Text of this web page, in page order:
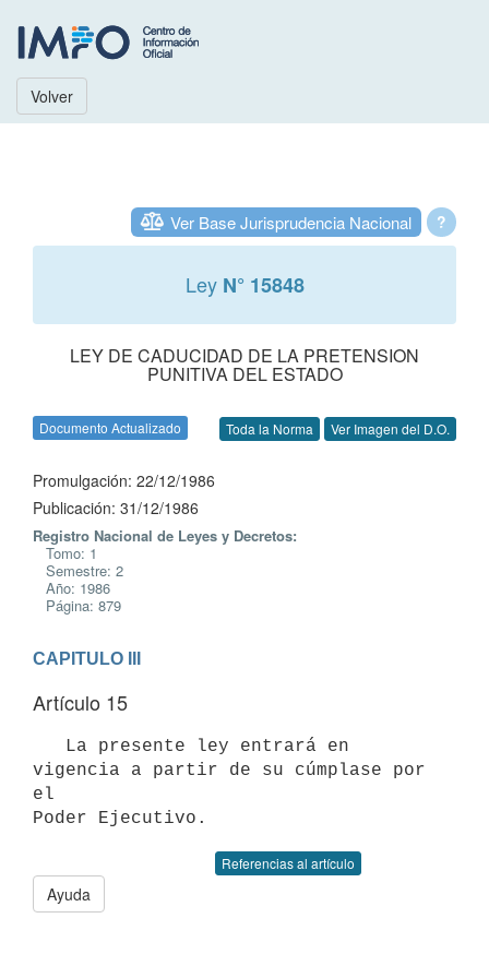
Volver
?
Ver Base Jurisprudencia Nacional
Ley N° 15848
LEY DE CADUCIDAD DE LA PRETENSION
PUNITIVA DEL ESTADO
Documento Actualizado Toda la Norma Ver Imagen del D.O.
Promulgación: 22/12/1986
Publicación: 31/12/1986
Registro Nacional de Leyes y Decretos:
Tomo: 1
Semestre: 2
Año: 1986
Página: 879
CAPITULO III
Artículo 15
vigencia a partir de su cúmplase por
el
Referencias al artículo
Ayuda